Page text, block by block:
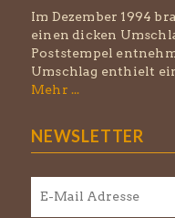
Im Dezember 1994
einen dicken
Poststempel
Umschlag enthielt
Mehr ...
NEWSLETTER